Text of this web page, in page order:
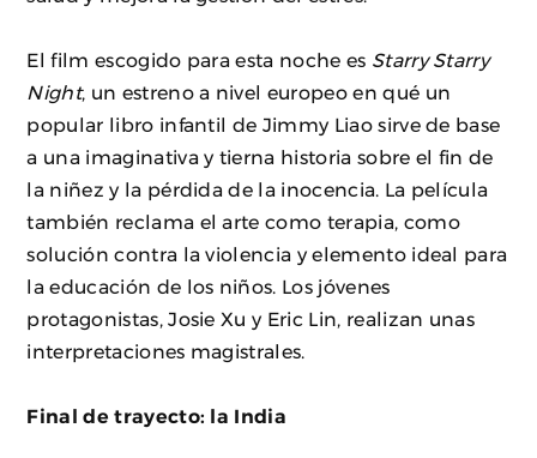
El film escogido para esta noche es Starry Starry
Night, un estreno a nivel europeo en qué un
popular libro infantil de Jimmy Liao sirve de base
a una imaginativa y tierna historia sobre el fin de
la niñez y la pérdida de la inocencia. La película
también reclama el arte como terapia, como
solución contra la violencia y elemento ideal para
la educación de los niños. Los jóvenes
protagonistas, Josie Xu y Eric Lin, realizan unas
interpretaciones magistrales.
Final de trayecto: la India